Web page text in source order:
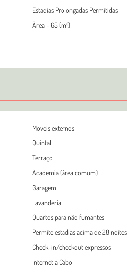
Estadias Prolongadas Permitidas
Área - 65 (m²)
Moveis externos
Quintal
Terraço
Academia (área comum)
Garagem
Lavanderia
Quartos para não fumantes
Permite estadias acima de 28 noites
Check-in/checkout expressos
Internet a Cabo